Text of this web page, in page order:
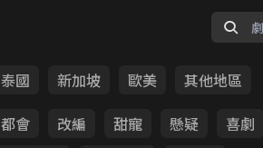
泰國 新加坡 歐美
其他地區
都會 改編 甜寵 懸疑 喜劇